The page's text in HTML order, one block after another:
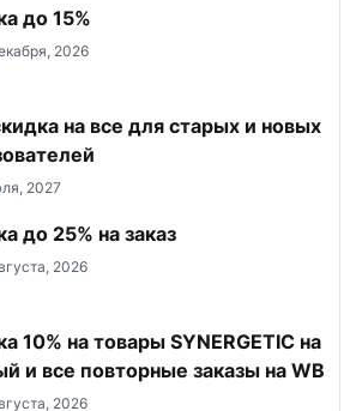
до 15%
2026
на все для старых и новых
2027
до 25% на заказ
2026
10% на товары SYNERGETIC на
и все повторные заказы на WB
2026